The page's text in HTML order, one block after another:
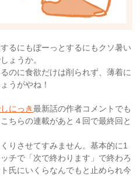
るにもぼーっとするにもクソ暑い
ょうか。
のに食欲だけは削られず、薄着に
うがやね！
にっき最新話の作者コメントでも
ちらの連載があと４回で最終回と
りさせてすみません。基本的に1
チで「次で終わります」で終わろ
氏にいくらなんでもと止められ今